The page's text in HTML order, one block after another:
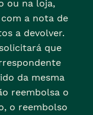
ou na loja,
a nota de
a devolver.
que
da mesma
reembolsa o
o reembolso